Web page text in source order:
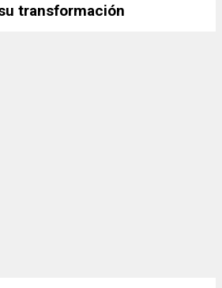
transformación